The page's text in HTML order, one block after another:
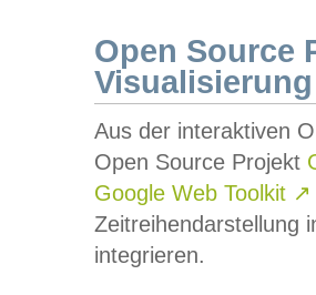
Open Source
Visualisierung
Aus der interaktiven
Open Source Projekt
Google Web Toolkit ↗
Zeitreihendarstellung
integrieren.